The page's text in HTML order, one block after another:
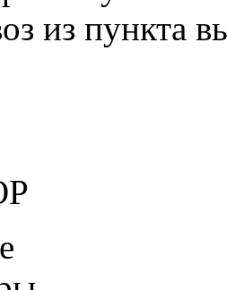
из пункта